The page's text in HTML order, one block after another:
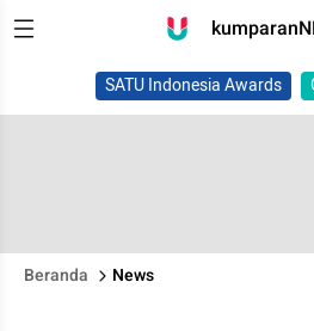
SATU Indonesia Awards
Beranda News